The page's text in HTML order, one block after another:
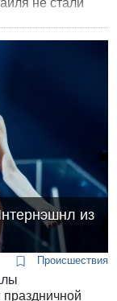
не стали
из
Происшествия